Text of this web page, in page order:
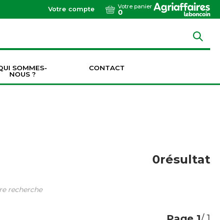
Votre compte Votre panier
0
SOMMES-
NOUS ?
CONTACT
0résultat
recherche